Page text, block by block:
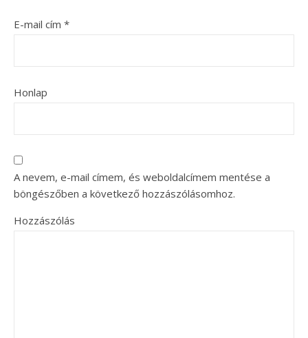
E-mail cím *
Honlap
A nevem, e-mail címem, és weboldalcímem mentése a
böngészőben a következő hozzászólásomhoz.
Hozzászólás